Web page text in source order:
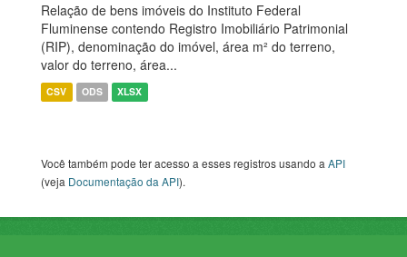
Relação de bens imóveis do Instituto Federal
Fluminense contendo Registro Imobiliário Patrimonial
(RIP), denominação do imóvel, área m² do terreno,
valor do terreno, área...
CSV ODS XLSX
Você também pode ter acesso a esses registros usando aAPI
(veja Documentação da API).